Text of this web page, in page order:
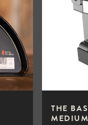
THE
MEDIUM